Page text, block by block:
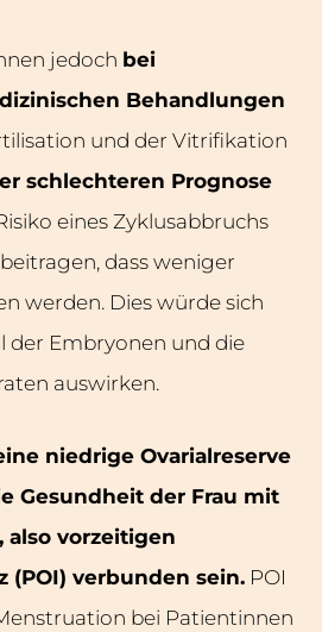
jedoch bei
Behandlungen
und der Vitrifikation
schlechteren Prognose
eines Zyklusabbruchs
dass weniger
werden. Dies würde sich
der Embryonen und die
auswirken.
niedrige Ovarialreserve
Gesundheit der Frau mit
also vorzeitigen
(POI) verbunden sein. POI
bei Patientinnen